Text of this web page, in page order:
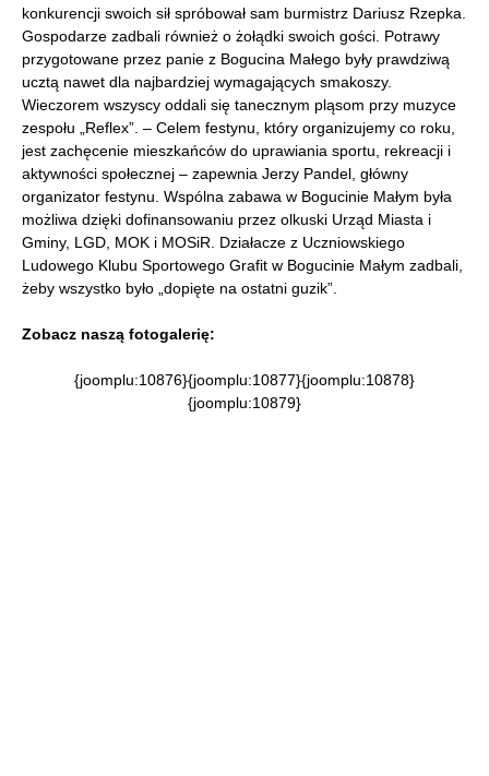
konkurencji swoich sił spróbował sam burmistrz Dariusz Rzepka.
Gospodarze zadbali również o żołądki swoich gości. Potrawy
przygotowane przez panie z Bogucina Małego były prawdziwą
ucztą nawet dla najbardziej wymagających smakoszy.
Wieczorem wszyscy oddali się tanecznym pląsom przy muzyce
zespołu „Reflex”. – Celem festynu, który organizujemy co roku,
jest zachęcenie mieszkańców do uprawiania sportu, rekreacji i
aktywności społecznej – zapewnia Jerzy Pandel, główny
organizator festynu. Wspólna zabawa w Bogucinie Małym była
możliwa dzięki dofinansowaniu przez olkuski Urząd Miasta i
Gminy, LGD, MOK i MOSiR. Działacze z Uczniowskiego
Ludowego Klubu Sportowego Grafit w Bogucinie Małym zadbali,
żeby wszystko było „dopięte na ostatni guzik”.
Zobacz naszą fotogalerię:
{joomplu:10876}{joomplu:10877}{joomplu:10878}
{joomplu:10879}